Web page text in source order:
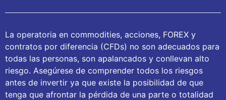
La operatoria en commodities, acciones, FOREX y
contratos por diferencia (CFDs) no son adecuados para
todas las personas, son apalancados y conllevan alto
riesgo. Asegúrese de comprender todos los riesgos
antes de invertir ya que existe la posibilidad de que
tenga que afrontar la pérdida de una parte o totalidad